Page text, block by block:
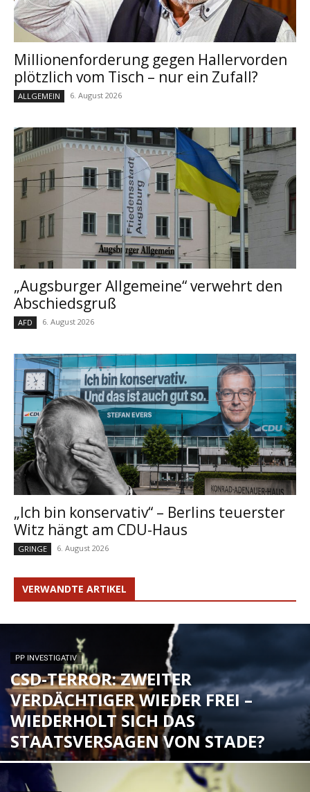
Millionenforderung gegen Hallervorden
plötzlich vom Tisch – nur ein Zufall?
ALLGEMEIN 6. August 2026
„Augsburger Allgemeine“ verwehrt den
Abschiedsgruß
AFD 6. August 2026
„Ich bin konservativ“ – Berlins teuerster
Witz hängt am CDU-Haus
GRINGE 6. August 2026
VERWANDTE ARTIKEL
PP INVESTIGATIV
CSD-TERROR: ZWEITER
VERDÄCHTIGER WIEDER FREI –
WIEDERHOLT SICH DAS
STAATSVERSAGEN VON STADE?